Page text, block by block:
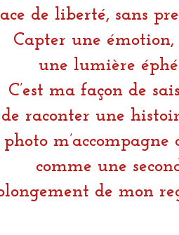
de liberté, sans
Capter une
une lumière
C’est ma façon de
de raconter une
m’accompagne
comme une
de mon